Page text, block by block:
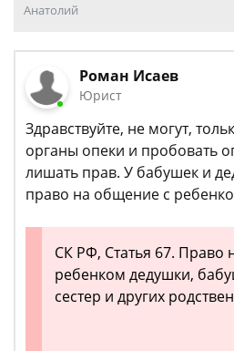
Анатолий
Роман Исаев
Юрист
Здравствуйте, не могут,
органы опеки и пробовать
лишать прав. У бабушек и
право на общение с
СК РФ, Статья 67. Право
ребенком дедушки,
сестер и других